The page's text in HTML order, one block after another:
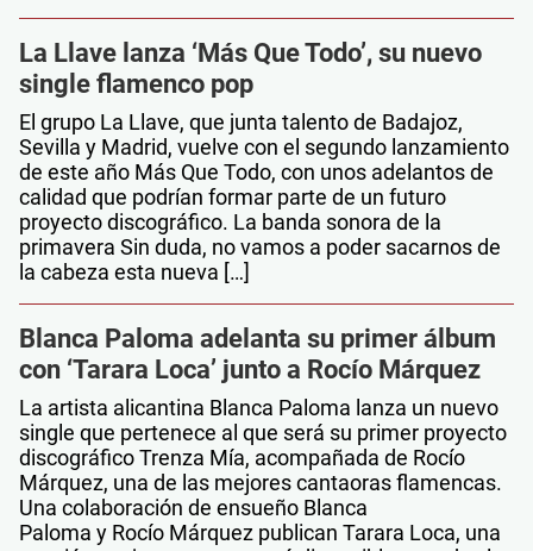
La Llave lanza ‘Más Que Todo’, su nuevo
single flamenco pop
El grupo La Llave, que junta talento de Badajoz,
Sevilla y Madrid, vuelve con el segundo lanzamiento
de este año Más Que Todo, con unos adelantos de
calidad que podrían formar parte de un futuro
proyecto discográfico. La banda sonora de la
primavera Sin duda, no vamos a poder sacarnos de
la cabeza esta nueva […]
Blanca Paloma adelanta su primer álbum
con ‘Tarara Loca’ junto a Rocío Márquez
La artista alicantina Blanca Paloma lanza un nuevo
single que pertenece al que será su primer proyecto
discográfico Trenza Mía, acompañada de Rocío
Márquez, una de las mejores cantaoras flamencas.
Una colaboración de ensueño Blanca
Paloma y Rocío Márquez publican Tarara Loca, una